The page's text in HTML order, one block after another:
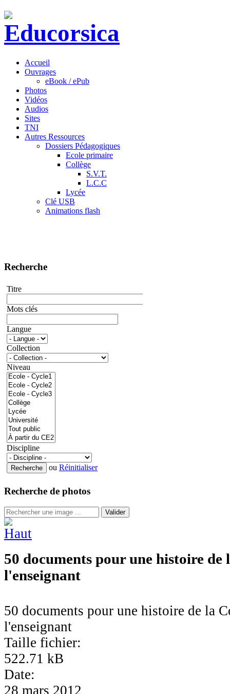
Accueil
Ouvrages
eBook / ePub
Photos
Vidéos
Audios
Sites
TNI
Autres Ressources
Dossiers Pédagogiques
Ecole primaire
Collège
S.V.T.
L.C.C
Lycée
Clé USB
Animations flash
Recherche
Titre
Mots clés
Langue
Collection
Niveau
Discipline
ou Réinitialiser
Recherche de photos
Valider
50 documents pour une histoire de
l'enseignant
50 documents pour une histoire de la
l'enseignant
Taille fichier:
522.71 kB
Date:
28 mars 2012